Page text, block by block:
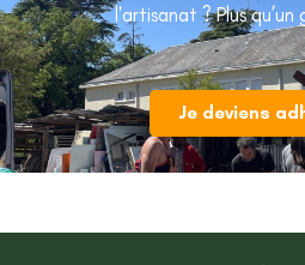
l'artisanat ? Plus
Je deviens